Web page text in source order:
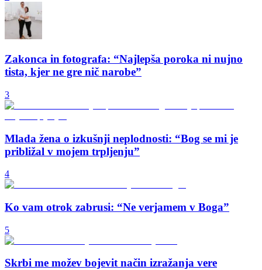
Zakonca in fotografa: “Najlepša poroka ni nujno
tista, kjer ne gre nič narobe”
3
Mlada žena o izkušnji neplodnosti: “Bog se mi je
približal v mojem trpljenju”
4
Ko vam otrok zabrusi: “Ne verjamem v Boga”
5
Skrbi me možev bojevit način izražanja vere